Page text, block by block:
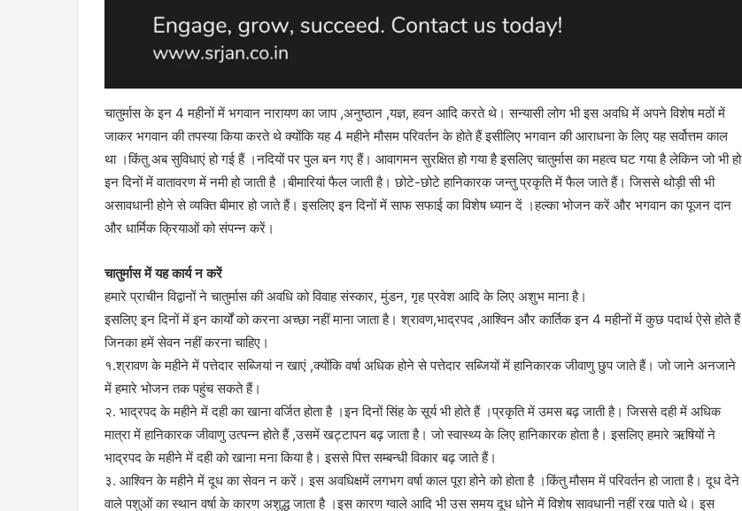
चातुर्मास के इन 4 महीनों में भगवान नारायण का जाप ,अनुष्ठान ,यज्ञ, हवन आदि करते थे। सन्यासी लोग भी इस अवधि में अपने विशेष मठों में
जाकर भगवान की तपस्या किया करते थे क्योंकि यह 4 महीने मौसम परिवर्तन के होते हैं इसीलिए भगवान की आराधना के लिए यह सर्वोत्तम काल
था ।किंतु अब सुविधाएं हो गई हैं ।नदियों पर पुल बन गए हैं। आवागमन सुरक्षित हो गया है इसलिए चातुर्मास का महत्व घट गया है लेकिन जो भी हो
इन दिनों में वातावरण में नमी हो जाती है ।बीमारियां फैल जाती है। छोटे-छोटे हानिकारक जन्तु प्रकृति में फैल जाते हैं। जिससे थोड़ी सी भी
असावधानी होने से व्यक्ति बीमार हो जाते हैं। इसलिए इन दिनों में साफ सफाई का विशेष ध्यान दें ।हल्का भोजन करें और भगवान का पूजन दान
और धार्मिक क्रियाओं को संपन्न करें।
चातुर्मास में यह कार्य न करें
हमारे प्राचीन विद्वानों ने चातुर्मास की अवधि को विवाह संस्कार, मुंडन, गृह प्रवेश आदि के लिए अशुभ माना है।
इसलिए इन दिनों में इन कार्यों को करना अच्छा नहीं माना जाता है। श्रावण,भाद्रपद ,आश्विन और कार्तिक इन 4 महीनों में कुछ पदार्थ ऐसे होते हैं
जिनका हमें सेवन नहीं करना चाहिए।
१.श्रावण के महीने में पत्तेदार सब्जियां न खाएं ,क्योंकि वर्षा अधिक होने से पत्तेदार सब्जियों में हानिकारक जीवाणु छुप जाते हैं। जो जाने अनजाने
में हमारे भोजन तक पहुंच सकते हैं।
२. भाद्रपद के महीने में दही का खाना वर्जित होता है ।इन दिनों सिंह के सूर्य भी होते हैं ।प्रकृति में उमस बढ़ जाती है। जिससे दही में अधिक
मात्रा में हानिकारक जीवाणु उत्पन्न होते हैं ,उसमें खट्टापन बढ़ जाता है। जो स्वास्थ्य के लिए हानिकारक होता है। इसलिए हमारे ऋषियों ने
भाद्रपद के महीने में दही को खाना मना किया है। इससे पित्त सम्बन्धी विकार बढ़ जाते हैं।
३. आश्विन के महीने में दूध का सेवन न करें। इस अवधिक्षमें लगभग वर्षा काल पूरा होने को होता है ।किंतु मौसम में परिवर्तन हो जाता है। दूध देने
वाले पशुओं का स्थान वर्षा के कारण अशुद्ध जाता है ।इस कारण ग्वाले आदि भी उस समय दूध धोने में विशेष सावधानी नहीं रख पाते थे। इस